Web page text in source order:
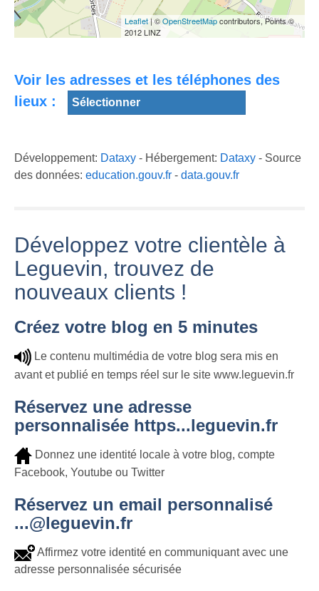
SKATEPARK
DE LA
Leaflet| ©OpenStreetMapcontributors, Points ©
2012 LINZ
Voir les adresses et les téléphones des
lieux :
Développement: Dataxy - Hébergement: Dataxy - Source
des données: education.gouv.fr - data.gouv.fr
Développez votre clientèle à
Leguevin, trouvez de
nouveaux clients !
Créez votre blog en 5 minutes
Le contenu multimédia de votre blog sera mis en
avant et publié en temps réel sur le site www.leguevin.fr
Réservez une adresse
personnalisée https...leguevin.fr
Donnez une identité locale à votre blog, compte
Facebook, Youtube ou Twitter
Réservez un email personnalisé
...@leguevin.fr
Affirmez votre identité en communiquant avec une
adresse personnalisée sécurisée